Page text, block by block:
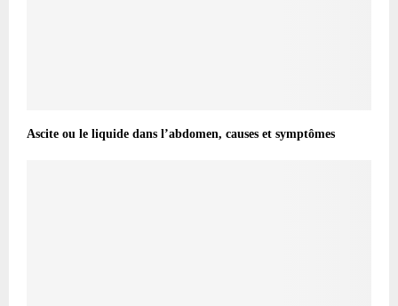
Ascite ou le liquide dans l’abdomen, causes et symptômes